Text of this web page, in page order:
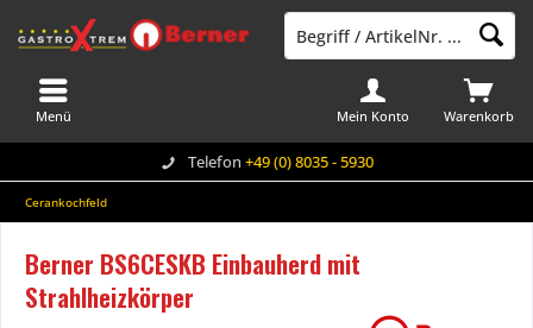
Telefon +49 (0) 8035 - 5930
Warenkorb
Mein Konto
Menü
Cerankochfeld
Berner BS6CESKB Einbauherd mit
Strahlheizkörper